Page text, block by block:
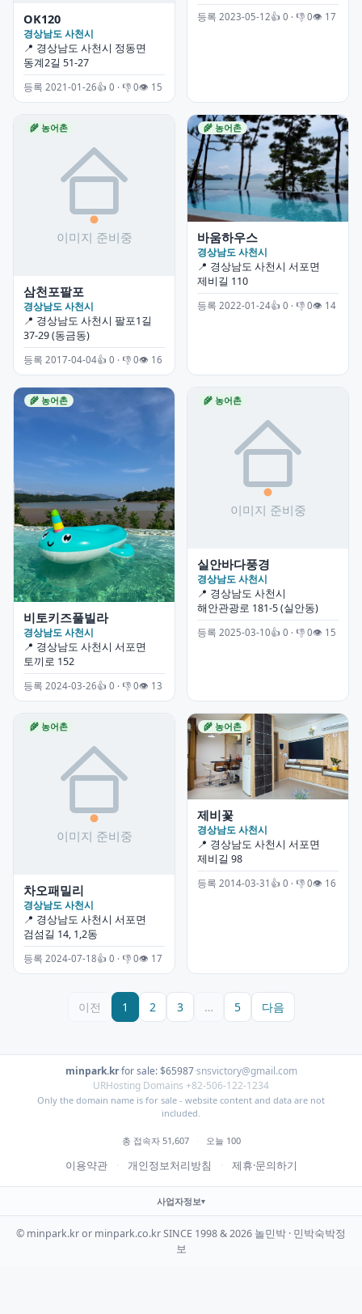
OK120
경상남도 사천시
📍 경상남도 사천시 정동면
동계2길 51-27
등록 2021-01-26👍 0 · 👎 0👁 15
등록 2023-05-12👍 0 · 👎 0👁 17
🌾 농어촌
삼천포팔포
경상남도 사천시
📍 경상남도 사천시 팔포1길
37-29 (동금동)
등록 2017-04-04👍 0 · 👎 0👁 16
🌾 농어촌
바움하우스
경상남도 사천시
📍 경상남도 사천시 서포면
제비길 110
등록 2022-01-24👍 0 · 👎 0👁 14
🌾 농어촌
비토키즈풀빌라
경상남도 사천시
📍 경상남도 사천시 서포면
토끼로 152
등록 2024-03-26👍 0 · 👎 0👁 13
🌾 농어촌
실안바다풍경
경상남도 사천시
📍 경상남도 사천시
해안관광로 181-5 (실안동)
등록 2025-03-10👍 0 · 👎 0👁 15
🌾 농어촌
차오패밀리
경상남도 사천시
📍 경상남도 사천시 서포면
검섬길 14, 1,2동
등록 2024-07-18👍 0 · 👎 0👁 17
🌾 농어촌
제비꽃
경상남도 사천시
📍 경상남도 사천시 서포면
제비길 98
등록 2014-03-31 👍 0 · 👎 0👁 16
이전 1 2 3 … 5 다음
minpark.kr·for sale: $65987·snsvictory@gmail.com
URHosting Domains +82-506-122-1234
Only the domain name is for sale - website content and data are not
included.
총 접속자 51,607 · 오늘 100
이용약관 · 개인정보처리방침 · 제휴·문의하기
사업자정보
© minpark.kr or minpark.co.kr SINCE 1998 & 2026 놀민박 · 민박숙박정
보